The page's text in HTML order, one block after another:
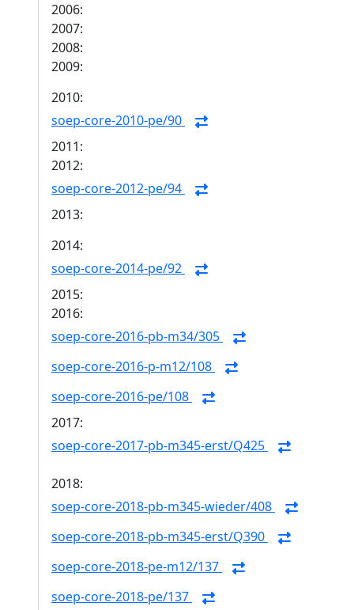
2006:
2007:
2008:
2009:
2010:
soep-core-2010-pe/90
2011:
2012:
soep-core-2012-pe/94
2013:
2014:
soep-core-2014-pe/92
2015:
2016:
soep-core-2016-pb-m34/305
soep-core-2016-p-m12/108
soep-core-2016-pe/108
2017:
soep-core-2017-pb-m345-erst/Q425
2018:
soep-core-2018-pb-m345-wieder/408
soep-core-2018-pb-m345-erst/Q390
soep-core-2018-pe-m12/137
soep-core-2018-pe/137